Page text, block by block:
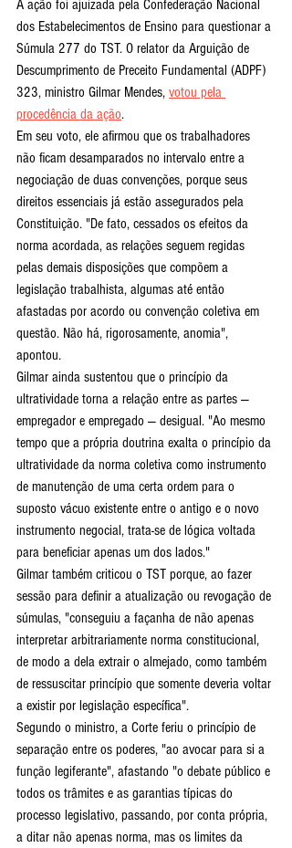
A ação foi ajuizada pela Confederação Nacional
dos Estabelecimentos de Ensino para questionar a
Súmula 277 do TST. O relator da Arguição de
Descumprimento de Preceito Fundamental (ADPF)
323, ministro Gilmar Mendes, votou pela
procedência da ação.
Em seu voto, ele afirmou que os trabalhadores
não ficam desamparados no intervalo entre a
negociação de duas convenções, porque seus
direitos essenciais já estão assegurados pela
Constituição. "De fato, cessados os efeitos da
norma acordada, as relações seguem regidas
pelas demais disposições que compõem a
legislação trabalhista, algumas até então
afastadas por acordo ou convenção coletiva em
questão. Não há, rigorosamente, anomia",
apontou.
Gilmar ainda sustentou que o princípio da
ultratividade torna a relação entre as partes —
empregador e empregado — desigual. "Ao mesmo
tempo que a própria doutrina exalta o princípio da
ultratividade da norma coletiva como instrumento
de manutenção de uma certa ordem para o
suposto vácuo existente entre o antigo e o novo
instrumento negocial, trata-se de lógica voltada
para beneficiar apenas um dos lados."
Gilmar também criticou o TST porque, ao fazer
sessão para definir a atualização ou revogação de
súmulas, "conseguiu a façanha de não apenas
interpretar arbitrariamente norma constitucional,
de modo a dela extrair o almejado, como também
de ressuscitar princípio que somente deveria voltar
a existir por legislação específica".
Segundo o ministro, a Corte feriu o princípio de
separação entre os poderes, "ao avocar para si a
função legiferante", afastando "o debate público e
todos os trâmites e as garantias típicas do
processo legislativo, passando, por conta própria,
a ditar não apenas norma, mas os limites da